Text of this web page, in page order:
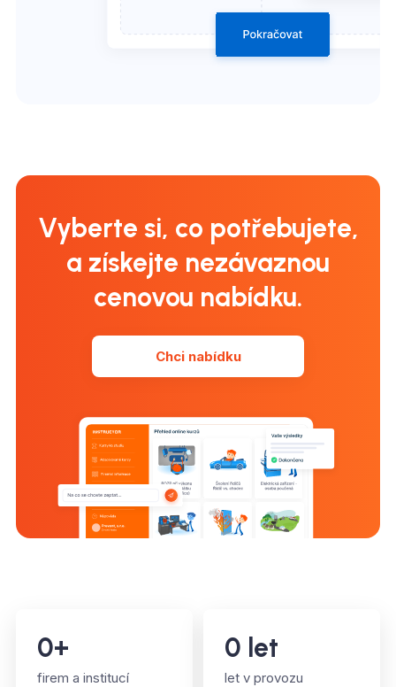
Vyberte si, co potřebujete,
a získejte nezávaznou
cenovou nabídku.
Chci nabídku
0+
firem a institucí
0 let
let v provozu